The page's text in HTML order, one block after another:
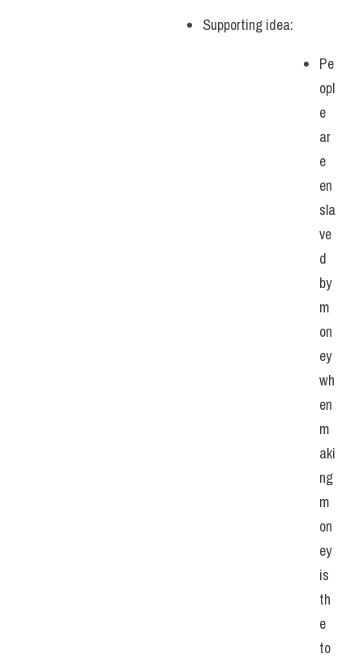
Supporting idea:
Pe
opl
e
ar
e
en
sla
ve
d
by
m
on
ey
wh
en
m
aki
ng
m
on
ey
is
th
e
to